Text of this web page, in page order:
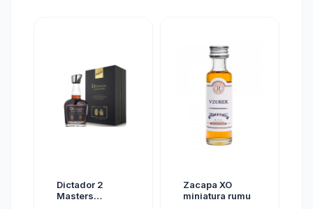
Dictador 2
Masters
Zacapa XO
miniatura rumu